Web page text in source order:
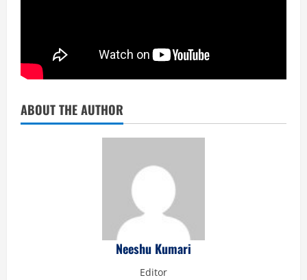
ABOUT THE AUTHOR
Neeshu Kumari
Editor